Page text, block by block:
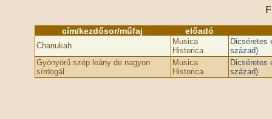
cím/kezdősor/műfaj előadó
Chanukah
Musica
Historica
Dicséretes
század)
Gyönyörű szép leány de nagyon
sírdogál
Musica
Historica
Dicséretes
század)